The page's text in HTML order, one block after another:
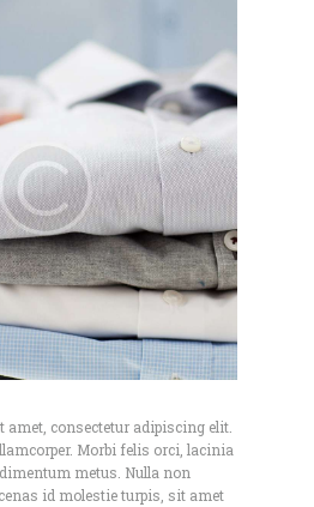
consectetur adipiscing elit.
Morbi felis orci, lacinia
metus. Nulla non
id molestie turpis, sit amet